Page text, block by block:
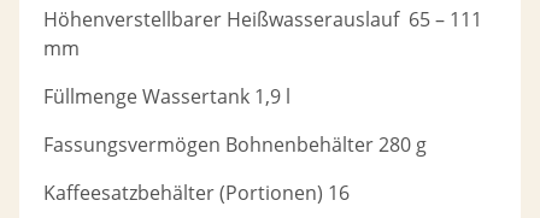
Höhenverstellbarer Heißwasserauslauf 65 – 111
mm
Füllmenge Wassertank 1,9 l
Fassungsvermögen Bohnenbehälter 280 g
Kaffeesatzbehälter (Portionen) 16